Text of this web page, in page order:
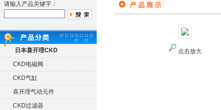
请输入产品关键字：
日本喜开理CKD
CKD电磁阀
CKD气缸
喜开理气动元件
CKD过滤器
点击放大